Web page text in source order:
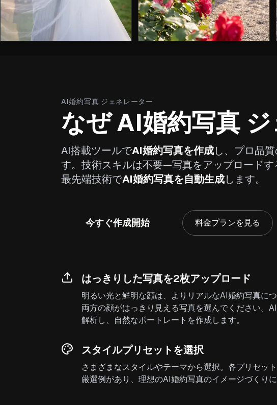
AI婚約写真 ジェネレーター
なぜ AI婚約写真
AI搭載ツールでAI婚約写真を作成し、プロ品
す。技術スキルは不要—写真をアップロードす
最先端技術でAI婚約写真を自動生成します。
今すぐ作成開始 料金プランを見る
はっきりした写真を2枚アップロード
明るい光と鮮明な顔は、よりリアルなAI婚約写真につ
両方の顔がはっきり見える写真を選んでください。
解析し、自然なポートレートを作成します。
スタイルプリセットを選択
さまざまなスタイルやテーマから選択。各プリセッ
厳選例があり、理想のAI婚約写真のイメージづくりに